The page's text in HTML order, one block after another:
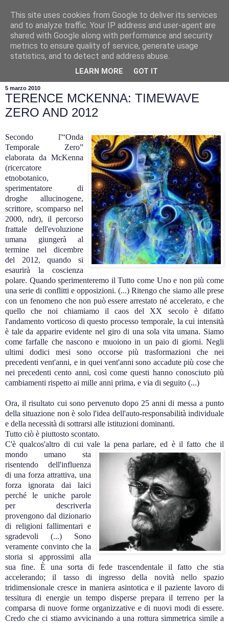
5 marzo 2010
TERENCE MCKENNA: TIMEWAVE
ZERO AND 2012
Secondo l'“Onda
Temporale Zero”
elaborata da McKenna
(ricercatore
etnobotanico,
sperimentatore di
droghe allucinogene,
scrittore, scomparso nel
2000, ndr), il percorso
frattale dell'evoluzione
umana giungerà al
termine nel dicembre
del 2012, quando si
esaurirà la coscienza
polare. Quando sperimenteremo il Tutto come Uno e non più come
una serie di conflitti e opposizioni. (...) Ritengo che siamo alle prese
con un fenomeno che non può essere arrestato né accelerato, e che
quello che noi chiamiamo il caos del XX secolo è difatto
l'andamento vorticoso di questo processo temporale, la cui intensità
è tale da apparire evidente nel giro di una sola vita umana. Siamo
come farfalle che nascono e muoiono in un paio di giorni. Negli
ultimi dodici mesi sono occorse più trasformazioni che nei
precedenti vent'anni, e in quei vent'anni sono accadute più cose che
nei precedenti cento anni, così come questi hanno conosciuto più
cambiamenti rispetto ai mille anni prima, e via di seguito (...)
.
Ora, il risultato cui sono pervenuto dopo 25 anni di messa a punto
della situazione non è solo l'idea dell'auto-responsabilità individuale
e della necessità di sottrarsi alle istituzioni dominanti.
Tutto ciò è piuttosto scontato.
C'è qualcos'altro di cui vale la pena parlare, ed è il fatto che il
mondo umano sta
risentendo dell'influenza
di una forza attrattiva, una
forza ignorata dai laici
perché le uniche parole
per descriverla
provengono dal dizionario
di religioni fallimentari e
sgradevoli (...) Sono
veramente convinto che la
storia si approssimi alla
sua fine. È una sorta di fede trascendentale il fatto che stia
accelerando; il tasso di ingresso della novità nello spazio
tridimensionale cresce in maniera asintotica e il paziente lavoro di
tessitura di energie un tempo disperse prepara il terreno per la
comparsa di nuove forme organizzative e di nuovi modi di essere.
Credo che ci stiamo avvicinando a una rottura simmetrica simile a
This site uses cookies from Google to deliver its services
and to analyze traffic. Your IP address and user-agent are
shared with Google along with performance and security
metrics to ensure quality of service, generate usage
statistics, and to detect and address abuse.
LEARN MORE GOT IT